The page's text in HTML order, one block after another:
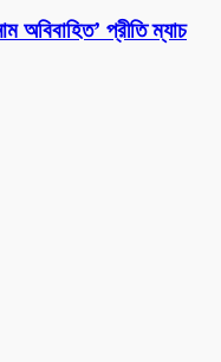
অবিবাহিত’ প্রীতি ম্যাচ